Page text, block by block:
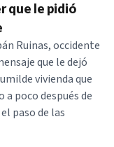
que le pidió
Ruinas, occidente
que le dejó
vivienda que
poco después de
paso de las